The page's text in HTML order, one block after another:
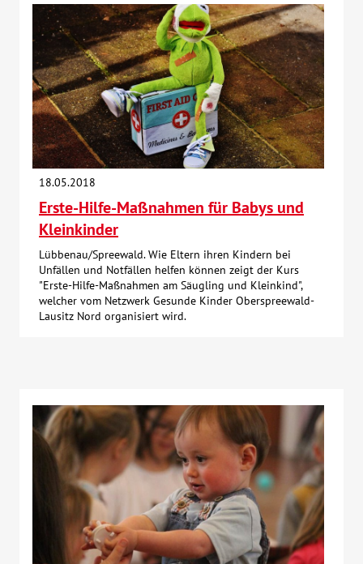
18.05.2018
Erste-Hilfe-Maßnahmen für Babys und
Kleinkinder
Lübbenau/Spreewald. Wie Eltern ihren Kindern bei
Unfällen und Notfällen helfen können zeigt der Kurs
"Erste-Hilfe-Maßnahmen am Säugling und Kleinkind",
welcher vom Netzwerk Gesunde Kinder Oberspreewald-
Lausitz Nord organisiert wird.